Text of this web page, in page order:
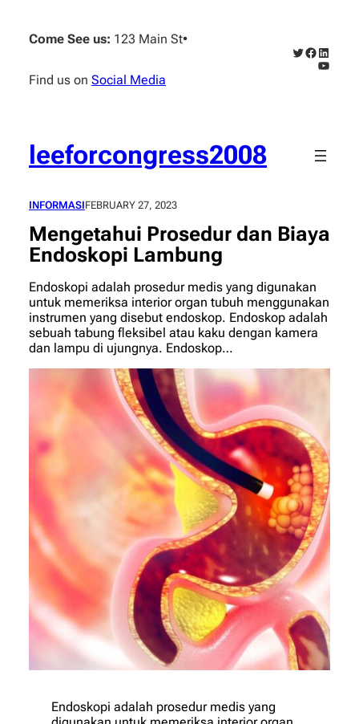
content
Come See us: 123 Main St•
Find us on Social Media
Twitter
Facebook
leeforcongress2008
INFORMASIFEBRUARY 27, 2023
Mengetahui Prosedur dan Biaya
Endoskopi Lambung
Endoskopi adalah prosedur medis yang digunakan
untuk memeriksa interior organ tubuh menggunakan
instrumen yang disebut endoskop. Endoskop adalah
sebuah tabung fleksibel atau kaku dengan kamera
dan lampu di ujungnya. Endoskop…
Endoskopi adalah prosedur medis yang